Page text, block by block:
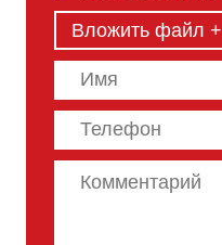
Вложить файл +